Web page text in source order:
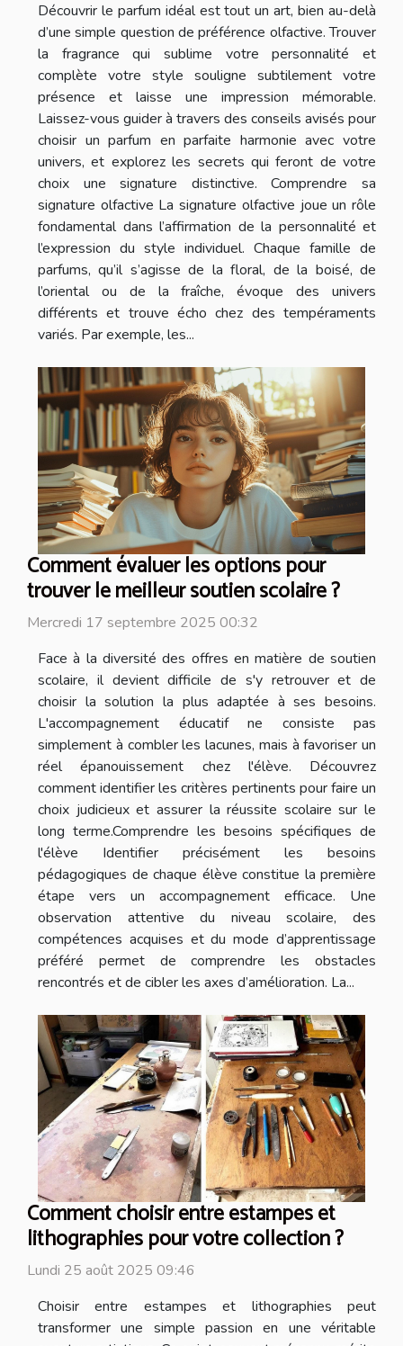
Découvrir le parfum idéal est tout un art, bien au-delà
d’une simple question de préférence olfactive. Trouver
la fragrance qui sublime votre personnalité et
complète votre style souligne subtilement votre
présence et laisse une impression mémorable.
Laissez-vous guider à travers des conseils avisés pour
choisir un parfum en parfaite harmonie avec votre
univers, et explorez les secrets qui feront de votre
choix une signature distinctive. Comprendre sa
signature olfactive La signature olfactive joue un rôle
fondamental dans l’affirmation de la personnalité et
l’expression du style individuel. Chaque famille de
parfums, qu’il s’agisse de la floral, de la boisé, de
l’oriental ou de la fraîche, évoque des univers
différents et trouve écho chez des tempéraments
variés. Par exemple, les...
Comment évaluer les options pour
trouver le meilleur soutien scolaire ?
Mercredi 17 septembre 2025 00:32
Face à la diversité des offres en matière de soutien
scolaire, il devient difficile de s'y retrouver et de
choisir la solution la plus adaptée à ses besoins.
L'accompagnement éducatif ne consiste pas
simplement à combler les lacunes, mais à favoriser un
réel épanouissement chez l'élève. Découvrez
comment identifier les critères pertinents pour faire un
choix judicieux et assurer la réussite scolaire sur le
long terme.Comprendre les besoins spécifiques de
l'élève Identifier précisément les besoins
pédagogiques de chaque élève constitue la première
étape vers un accompagnement efficace. Une
observation attentive du niveau scolaire, des
compétences acquises et du mode d’apprentissage
préféré permet de comprendre les obstacles
rencontrés et de cibler les axes d’amélioration. La...
Comment choisir entre estampes et
lithographies pour votre collection ?
Lundi 25 août 2025 09:46
Choisir entre estampes et lithographies peut
transformer une simple passion en une véritable